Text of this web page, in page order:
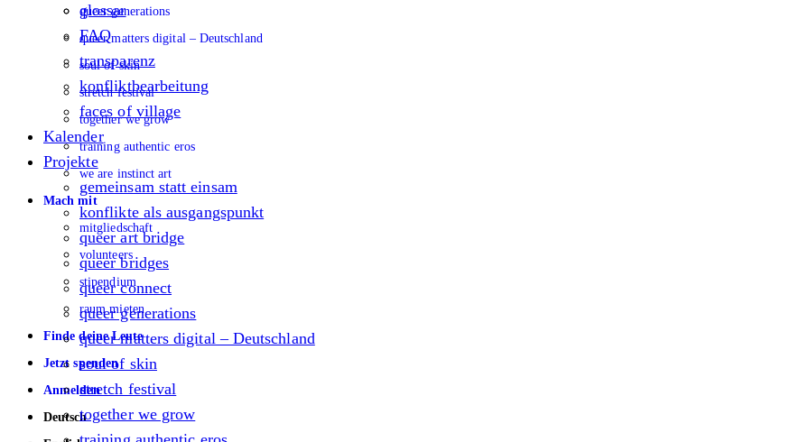
queer generations
queer matters digital – Deutschland
soul of skin
stretch festival
together we grow
training authentic eros
we are instinct art
Mach mit
mitgliedschaft
volunteers
stipendium
raum mieten
Finde deine Leute
Jetzt spenden
Anmelden
Deutsch
glossar
FAQ
transparenz
konfliktbearbeitung
faces of village
Kalender
Projekte
gemeinsam statt einsam
konflikte als ausgangspunkt
queer art bridge
queer bridges
queer connect
queer generations
queer matters digital – Deutschland
soul of skin
stretch festival
together we grow